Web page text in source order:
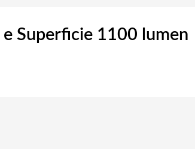
Superficie 1100 lumen